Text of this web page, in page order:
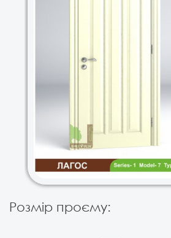
Розмір проєму: